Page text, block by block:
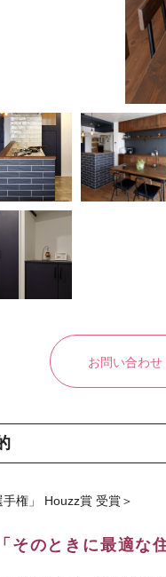
お問い合わ
権」 Houzz賞 受賞＞
そのときに最適な